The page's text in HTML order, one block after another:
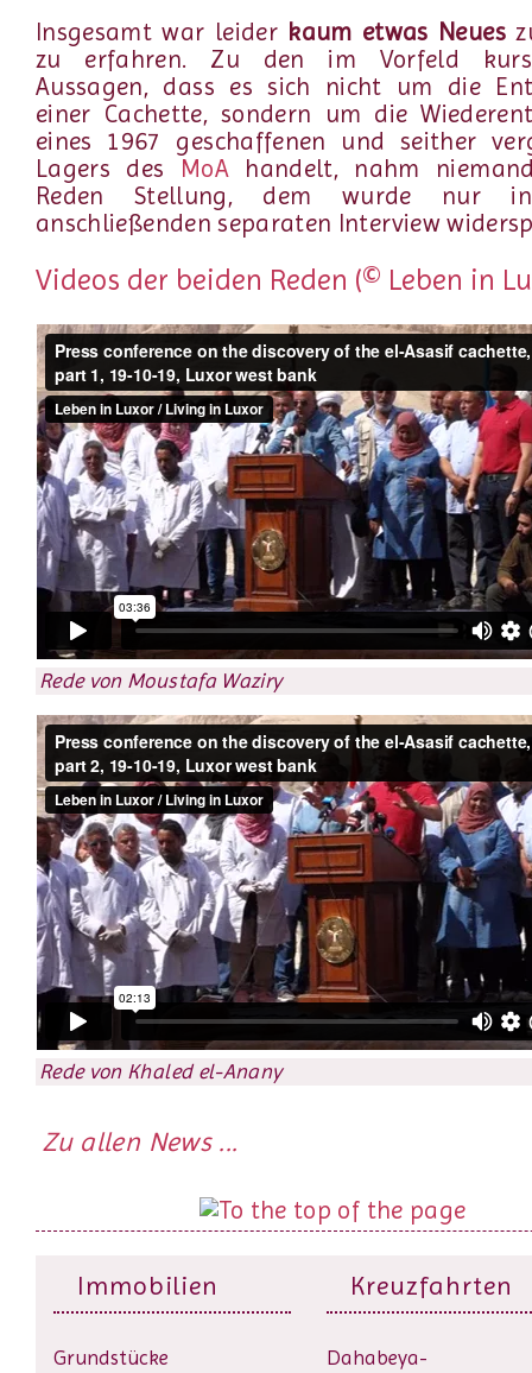
Insgesamt war leider kaum etwas Neues
zu erfahren. Zu den im Vorfeld
Aussagen, dass es sich nicht um die
einer Cachette, sondern um die
eines 1967 geschaffenen und seither
Lagers des MoAhandelt, nahm
Reden Stellung, dem wurde nur
anschließenden separaten Interview
Videos der beiden Reden (© Leben in
Rede von Moustafa Waziry
Rede von Khaled el-Anany
Zu allen News ...
Immobilien
Grundstücke
Kreuzfahrten
Dahabeya-